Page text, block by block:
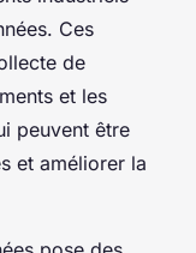
Ces
de
et les
peuvent être
et améliorer la